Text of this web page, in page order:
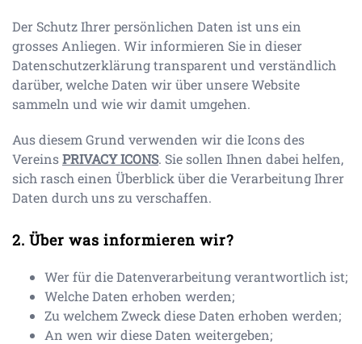
Der Schutz Ihrer persönlichen Daten ist uns ein
grosses Anliegen. Wir informieren Sie in dieser
Datenschutzerklärung transparent und verständlich
darüber, welche Daten wir über unsere Website
sammeln und wie wir damit umgehen.
Aus diesem Grund verwenden wir die Icons des
VereinsPRIVACY ICONS. Sie sollen Ihnen dabei helfen,
sich rasch einen Überblick über die Verarbeitung Ihrer
Daten durch uns zu verschaffen.
Über was informieren wir?
Wer für die Datenverarbeitung verantwortlich ist;
Welche Daten erhoben werden;
Zu welchem Zweck diese Daten erhoben werden;
An wen wir diese Daten weitergeben;